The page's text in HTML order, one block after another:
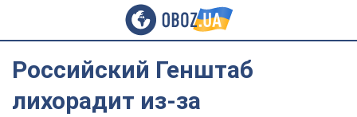
Российский Генштаб
лихорадит из-за